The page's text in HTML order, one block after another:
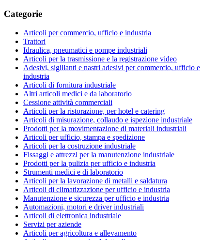
Categorie
Articoli per commercio, ufficio e industria
Trattori
Idraulica, pneumatici e pompe industriali
Articoli per la trasmissione e la registrazione video
Adesivi, sigillanti e nastri adesivi per commercio, ufficio e
industria
Articoli di fornitura industriale
Altri articoli medici e da laboratorio
Cessione attività commerciali
Articoli per la ristorazione, per hotel e catering
Articoli di misurazione, collaudo e ispezione industriale
Prodotti per la movimentazione di materiali industriali
Articoli per ufficio, stampa e spedizione
Articoli per la costruzione industriale
Fissaggi e attrezzi per la manutenzione industriale
Prodotti per la pulizia per ufficio e industria
Strumenti medici e di laboratorio
Articoli per la lavorazione di metalli e saldatura
Articoli di climatizzazione per ufficio e industria
Manutenzione e sicurezza per ufficio e industria
Automazioni, motori e driver industriali
Articoli di elettronica industriale
Servizi per aziende
Articoli per agricoltura e allevamento